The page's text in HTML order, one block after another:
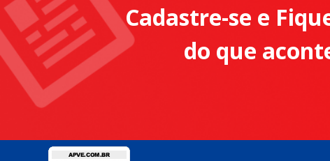
Cadastre-se e
do que